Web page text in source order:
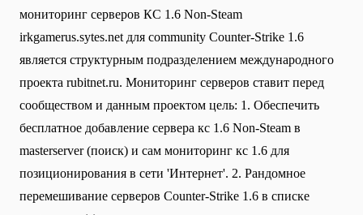
мониторинг серверов КС 1.6 Non-Steam
irkgamerus.sytes.net для community Сounter-Strike 1.6
является структурным подразделением международного
проекта rubitnet.ru. Мониторинг серверов ставит перед
сообществом и данным проектом цель: 1. Обеспечить
бесплатное добавление сервера кс 1.6 Non-Steam в
masterserver (поиск) и сам мониторинг кс 1.6 для
позиционирования в сети 'Интернет'. 2. Рандомное
перемешивание серверов Counter-Strike 1.6 в списке